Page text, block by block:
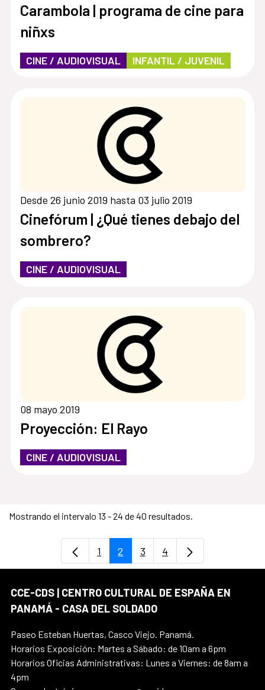
Carambola | programa de cine para
niñxs
CINE / AUDIOVISUAL INFANTIL / JUVENIL
Desde 26 junio 2019 hasta 03 julio 2019
Cinefórum | ¿Qué tienes debajo del
sombrero?
CINE / AUDIOVISUAL
08 mayo 2019
Proyección: El Rayo
CINE / AUDIOVISUAL
Mostrando el intervalo 13 - 24 de 40 resultados.
Página
1 Página
2 Página
3 Página
4
CCE-CDS | CENTRO CULTURAL DE ESPAÑA EN
PANAMÁ - CASA DEL SOLDADO
Paseo Esteban Huertas, Casco Viejo. Panamá.
Horarios Exposición: Martes a Sábado: de 10am a 6pm
Horarios Oficias Administrativas: Lunes a Viernes: de 8am a
4pm